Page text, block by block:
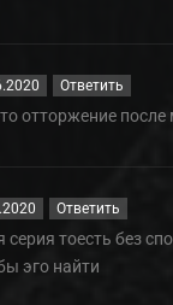
Ответить
отторжение после
Ответить
тоесть без
эго найти